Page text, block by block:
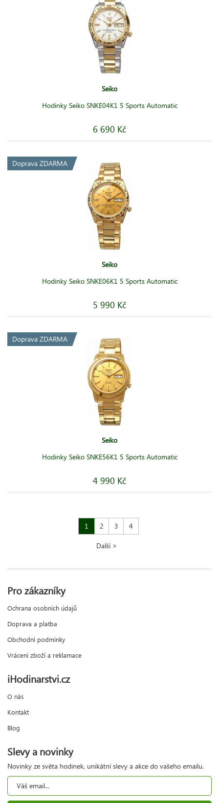
Seiko
Hodinky Seiko SNKE04K1 5 Sports Automatic
6 690 Kč
Doprava ZDARMA
Seiko
Hodinky Seiko SNKE06K1 5 Sports Automatic
5 990 Kč
Doprava ZDARMA
Seiko
Hodinky Seiko SNKE56K1 5 Sports Automatic
4 990 Kč
1 2 3 4
Další >
Pro zákazníky
Ochrana osobních údajů
Doprava a platba
Obchodní podmínky
Vrácení zboží a reklamace
iHodinarstvi.cz
O nás
Kontakt
Blog
Slevy a novinky
Novinky ze světa hodinek, unikátní slevy a akce do vašeho emailu.